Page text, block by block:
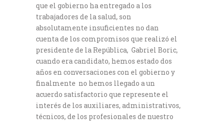
que el gobierno ha entregado a los
trabajadores de la salud, son
absolutamente insuficientes no dan
cuenta de los compromisos que realizó el
presidente de la República, Gabriel Boric,
cuando era candidato, hemos estado dos
años en conversaciones con el gobierno y
finalmente no hemos llegado a un
acuerdo satisfactorio que represente el
interés de los auxiliares, administrativos,
técnicos, de los profesionales de nuestro